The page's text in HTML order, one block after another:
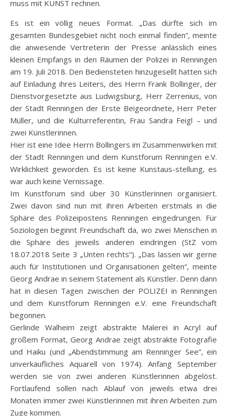
muss mit KUNST rechnen.
Es ist ein völlig neues Format. „Das dürfte sich im
gesamten Bundesgebiet nicht noch einmal finden“, meinte
die anwesende Vertreterin der Presse anlässlich eines
kleinen Empfangs in den Räumen der Polizei in Renningen
am 19. Juli 2018. Den Bediensteten hinzugesellt hatten sich
auf Einladung ihres Leiters, des Herrn Frank Bollinger, der
Dienstvorgesetzte aus Ludwigsburg, Herr Zerrenius, von
der Stadt Renningen der Erste Beigeordnete, Herr Peter
Müller, und die Kulturreferentin, Frau Sandra Feigl – und
zwei Künstlerinnen.
Hier ist eine Idee Herrn Bollingers im Zusammenwirken mit
der Stadt Renningen und dem Kunstforum Renningen e.V.
Wirklichkeit geworden. Es ist keine Kunstaus-stellung, es
war auch keine Vernissage.
Im Kunstforum sind über 30 Künstlerinnen organisiert.
Zwei davon sind nun mit ihren Arbeiten erstmals in die
Sphäre des Polizeipostens Renningen eingedrungen. Für
Soziologen beginnt Freundschaft da, wo zwei Menschen in
die Sphäre des jeweils anderen eindringen (StZ vom
18.07.2018 Seite 3 „Unten rechts“). „Das lassen wir gerne
auch für Institutionen und Organisationen gelten“, meinte
Georg Andrae in seinem Statement als Künstler. Denn dann
hat in diesen Tagen zwischen der POLIZEI in Renningen
und dem Kunstforum Renningen e.V. eine Freundschaft
begonnen.
Gerlinde Walheim zeigt abstrakte Malerei in Acryl auf
großem Format, Georg Andrae zeigt abstrakte Fotografie
und Haiku (und „Abendstimmung am Renninger See“, ein
unverkäufliches Aquarell von 1974). Anfang September
werden sie von zwei anderen Künstlerinnen abgelöst.
Fortlaufend sollen nach Ablauf von jeweils etwa drei
Monaten immer zwei Künstlerinnen mit ihren Arbeiten zum
Zuge kommen.